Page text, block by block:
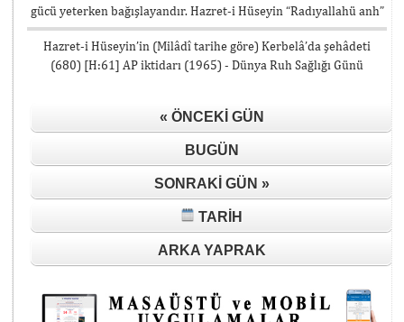
gücü yeterken bağışlayandır. Hazret-i Hüseyin “Radıyallahü anh”
Hazret-i Hüseyin’in (Milâdî tarihe göre) Kerbelâ’da şehâdeti
(680) [H:61] AP iktidarı (1965) - Dünya Ruh Sağlığı Günü
« ÖNCEKI GÜN
BUGÜN
SONRAKI GÜN »
TARIH
ARKA YAPRAK